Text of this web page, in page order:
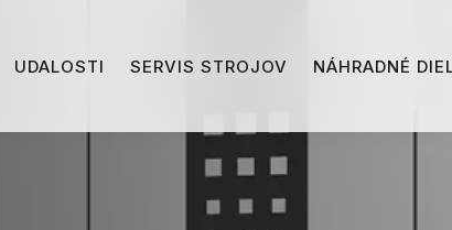
UDALOSTI SERVIS STROJOV NÁHRADNÉ